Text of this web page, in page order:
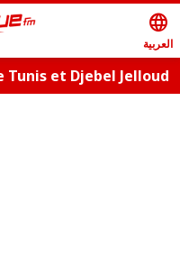
language
العربية
Tunis et Djebel Jelloud